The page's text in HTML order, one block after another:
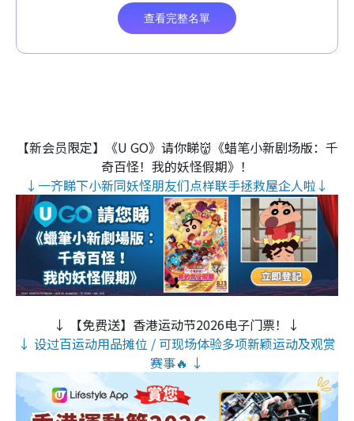
【新会员限定】《U GO》请你睇👹《蜡笔小新剧场版：千
奇百怪！我的妖怪假期》！
↓一齐睇下小新同妖怪朋友们点样联手拯救屋企人啦↓
↓ 【免费送】香港运动节2026电子门票！↓
↓ 设过百运动用品摊位 / 可现场体验多项新颖运动及观赏
赛事🔥 ↓